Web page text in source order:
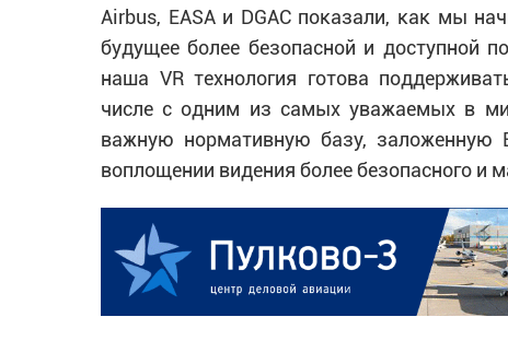
Airbus, EASA и DGAC показали, как мы
будущее более безопасной и доступной
наша VR технология готова
числе с одним из самых уважаемых в
важную нормативную базу, заложенную
воплощении видения более безопасного и